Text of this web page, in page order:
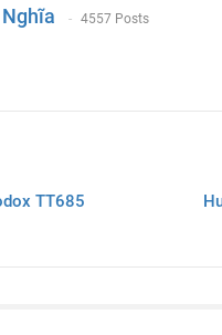
4557 Posts
TT685